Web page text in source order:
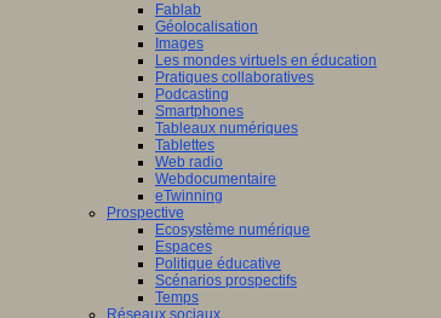
Fablab
Géolocalisation
Images
Les mondes virtuels en éducation
Pratiques collaboratives
Podcasting
Smartphones
Tableaux numériques
Tablettes
Web radio
Webdocumentaire
eTwinning
Prospective
Ecosystème numérique
Espaces
Politique éducative
Scénarios prospectifs
Temps
Réseaux sociaux